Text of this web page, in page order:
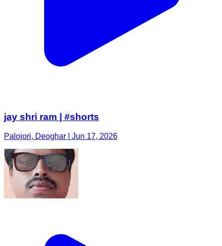
jay shri ram | #shorts
Palojori, Deoghar | Jun 17, 2026